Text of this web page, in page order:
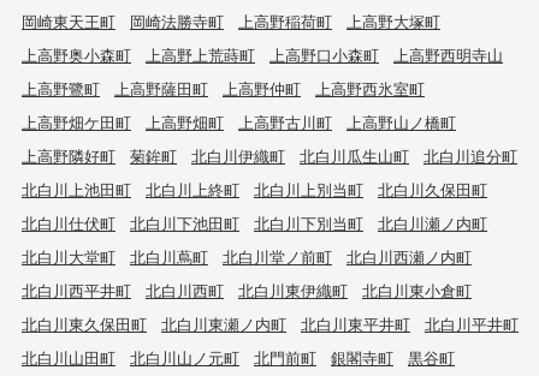
岡崎東天王町
岡崎法勝寺町 上高野稲荷町
上高野大塚町
上高野奥小森町
上高野上荒蒔町 上高野口小森町
上高野西明寺山
上高野鷺町
上高野薩田町 上高野仲町
上高野西氷室町
上高野畑ケ田町
上高野畑町 上高野古川町
上高野山ノ橋町
上高野隣好町
菊鉾町 北白川伊織町 北白川瓜生山町
北白川追分町
北白川上池田町
北白川上終町 北白川上別当町
北白川久保田町
北白川仕伏町
北白川下池田町 北白川下別当町
北白川瀬ノ内町
北白川大堂町
北白川蔦町 北白川堂ノ前町
北白川西瀬ノ内町
北白川西平井町
北白川西町 北白川東伊織町
北白川東小倉町
北白川東久保田町
北白川東瀬ノ内町 北白川東平井町
北白川平井町
北白川山田町
北白川山ノ元町 北門前町 銀閣寺町
黒谷町